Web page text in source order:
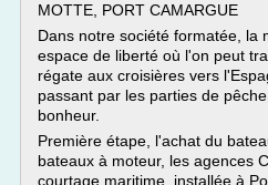
MOTTE, PORT CAMARGUE
Dans notre société formatée, la
espace de liberté où l'on peut
régate aux croisières vers
passant par les parties de
bonheur.
Première étape, l'achat du
bateaux à moteur, les agences
courtage maritime, installée à